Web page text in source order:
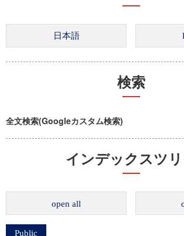
検索
全文検索(Googleカスタム検索)
インデックスツ
open all
Public